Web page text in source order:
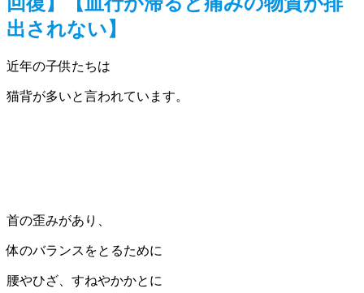
出されない】
近年の子供たちは
猫背が多いと言われています。
首の歪みがあり、
体のバランスをとるために
腰やひざ、すねやかかとに